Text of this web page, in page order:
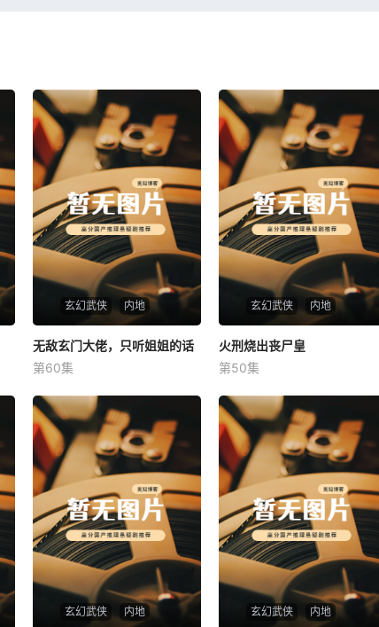
玄幻武侠 内地
无敌玄门大佬，只听姐姐的话
未知
无敌玄门大佬，只听姐姐的话
第60集
玄幻武侠 内地
火刑烧出丧尸皇
未知
火刑烧出丧尸皇
第50集
玄幻武侠 内地 玄幻武侠 内地